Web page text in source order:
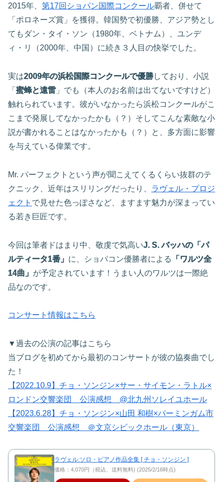
2015年、 第17回ショパン国際コンクール覇者、併せて
「ポロネーズ賞」を獲得。韓国勢で初優勝、アジア勢とし
てもダン・タイ・ソン（1980年、ベトナム）、ユンデ
ィ・リ（2000年、中国）に続き３人目の快挙でした。
実は2009年の浜松国際コンクールで優勝しており、小説
「 蜜蜂と遠雷 」でも（本人のお名前は出てないですけど）
触れられています。彼がいなかったら浜松コンクールがこ
こまで発展してなかったかも（？）そしてこんな素敵な小
説が書かれることはなかったかも（？）と、多方面に影響
を与えている偉業です。
Mr. パーフェクトという声が聞こえてくるくらい抜群のテ
クニック、近年はスリリングだったり、 ラヴェル・プロジ
ェクト で見せた色っぽさなど、ますます魅力が深まってい
る若き巨匠です。
今回は筆者ドはまり中、敬虔で気高いJ. S. バッハの「パ
ルティータ1番」 に、ショパコン優勝者による
「ワルツ全
14曲」 が予定されています！うまい人のワルツは一際絶
品なのです。
コンサート情報はこちら
▼過去の公演の記事はこちら
当ブログを初めてから最初のコンサートが彼の協奏曲でし
た！
【2022.10.9】チョ・ソンジン×サー・サイモン・ラトル×
ロンドン交響楽団 公演感想 @北九州ソレイユホール
【2023.6.28】チョ・ソンジン×山田 和樹×バーミンガム市
交響楽団 公演感想 ＠文京シビックホール（東京）
ラヴェル:ソロ・ピアノ作品全集 [ チョ・ソンジン ]
価格：4,070円（税込、送料無料) (2025/2/16時点)